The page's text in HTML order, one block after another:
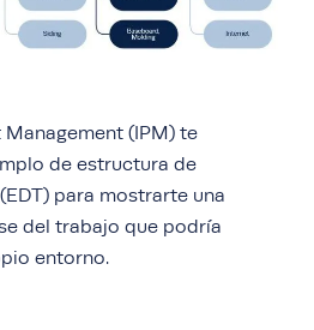
(IPM) te
de estructura de
para mostrarte una
del trabajo que podría
entorno.